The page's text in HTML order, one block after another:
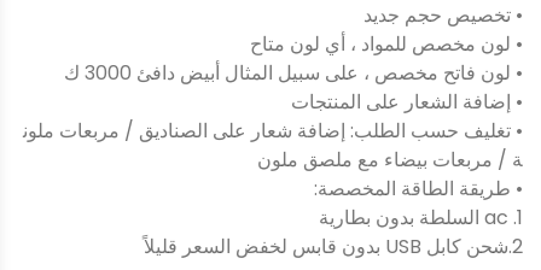
• تخصيص حجم جديد
• لون مخصص للمواد ، أي لون متاح
• لون فاتح مخصص ، على سبيل المثال أبيض دافئ 3000 ك
• إضافة الشعار على المنتجات
• تغليف حسب الطلب: إضافة شعار على الصناديق / مربعات ملون
ة / مربعات بيضاء مع ملصق ملون
• طريقة الطاقة المخصصة:
1. ac السلطة بدون بطارية
2.شحن كابل USB بدون قابس لخفض السعر قليلاً